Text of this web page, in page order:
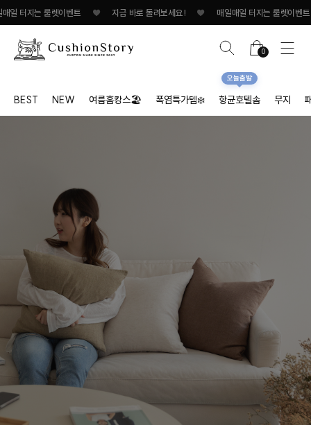
룰렛이벤트 ♥ 지금 바로 돌려보세요! ♥ 매일매일 터지는 룰렛이벤트 ♥
0
BEST NEW 여름홈캉스🏖 폭염특가템❄️ 항균호텔솜
오늘출발
무지